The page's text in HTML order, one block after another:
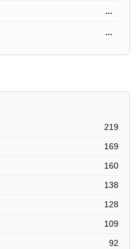
...
...
219
169
160
138
128
109
92